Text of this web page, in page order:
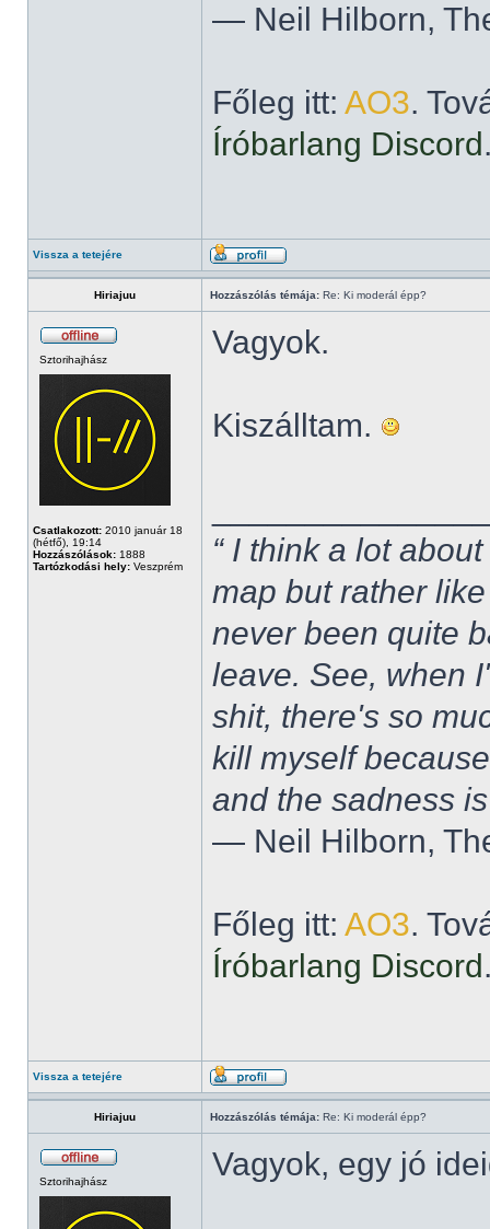
― Neil Hilborn,
Főleg itt: AO3.
Íróbarlang Discord
Vissza a tetejére
Hiriajuu Hozzászólás témája: Re: Ki moderál épp?
Sztorihajhász
Csatlakozott: 2010 január 18
(hétfő), 19:14
Hozzászólások: 1888
Tartózkodási hely: Veszprém
Vagyok.
Kiszálltam.
“ I think a lot
map but rather
never been quite
leave. See, when
shit, there's so
kill myself
and the sadness
― Neil Hilborn,
Főleg itt: AO3.
Íróbarlang Discord
Vissza a tetejére
Hiriajuu Hozzászólás témája: Re: Ki moderál épp?
Sztorihajhász Vagyok, egy jó